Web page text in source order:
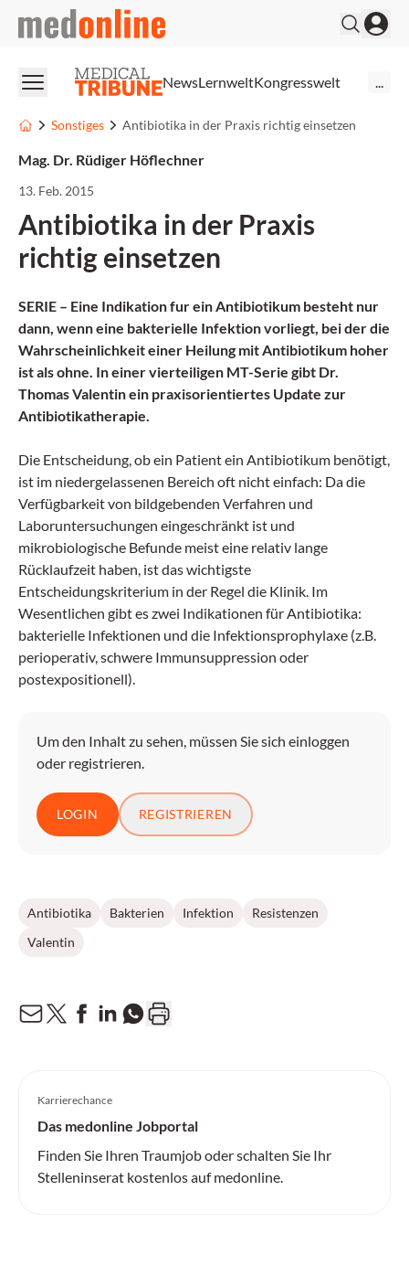
medonline
NewsLernweltKongresswelt
Sonstiges Antibiotika in der Praxis richtig einsetzen
Mag. Dr. Rüdiger Höflechner
13. Feb. 2015
Antibiotika in der Praxis
richtig einsetzen
SERIE – Eine Indikation fur ein Antibiotikum besteht nur
dann, wenn eine bakterielle Infektion vorliegt, bei der die
Wahrscheinlichkeit einer Heilung mit Antibiotikum hoher
ist als ohne. In einer vierteiligen MT-Serie gibt Dr.
Thomas Valentin ein praxisorientiertes Update zur
Antibiotikatherapie.
Die Entscheidung, ob ein Patient ein Antibiotikum benötigt,
ist im niedergelassenen Bereich oft nicht einfach: Da die
Verfügbarkeit von bildgebenden Verfahren und
Laboruntersuchungen eingeschränkt ist und
mikrobiologische Befunde meist eine relativ lange
Rücklaufzeit haben, ist das wichtigste
Entscheidungskriterium in der Regel die Klinik. Im
Wesentlichen gibt es zwei Indikationen für Antibiotika:
bakterielle Infektionen und die Infektionsprophylaxe (z.B.
perioperativ, schwere Immunsuppression oder
postexpositionell).
Um den Inhalt zu sehen, müssen Sie sich einloggen
oder registrieren.
LOGIN REGISTRIEREN
Antibiotika Bakterien Infektion
Resistenzen
Valentin
Karrierechance
Das medonline Jobportal
Finden Sie Ihren Traumjob oder schalten Sie Ihr
Stelleninserat kostenlos auf medonline.